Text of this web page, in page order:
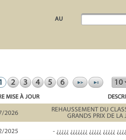
AU
2 3 4 5 6
MISE À JOUR
2026
REHAUSSEMENT DU
GRANDS PRIX DE LA
2025 - ¿¿¿¿¿ ¿¿¿¿¿¿¿ ¿¿¿¿¿ ¿¿¿¿¿